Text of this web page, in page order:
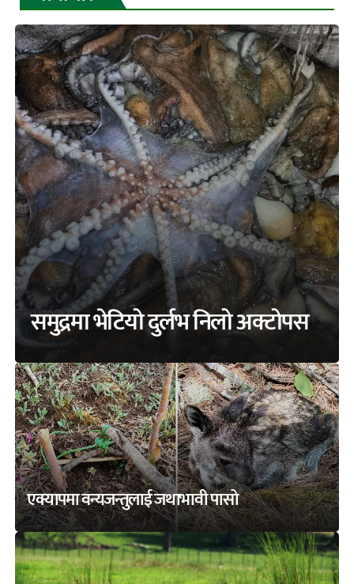
समुद्रमा भेटियो दुर्लभ निलो अक्टोपस
एक्यापमा वन्यजन्तुलाई जथाभावी पासो